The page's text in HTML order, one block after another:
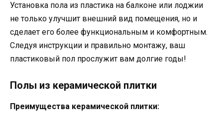
Установка пола из пластика на балконе или лоджии
не только улучшит внешний вид помещения, но и
сделает его более функциональным и комфортным.
Следуя инструкции и правильно монтажу, ваш
пластиковый пол прослужит вам долгие годы!
Полы из керамической плитки
Преимущества керамической плитки: